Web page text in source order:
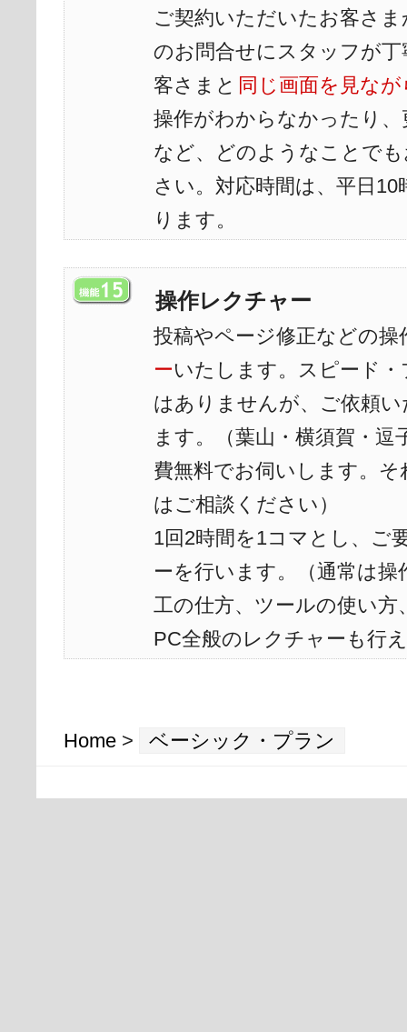
ご契約いただいたお客さ
のお問合せにスタッフが
客さまと 同じ画面を見な
操作がわからなかったり
など、どのようなことで
さい。対応時間は、平日
ります。
操作レクチャー
投稿やページ修正などの操
ーいたします。スピード
はありませんが、ご依頼
ます。（葉山・横須賀・
費無料でお伺いします。
はご相談ください）
1回2時間を1コマとし、ご
ーを行います。（通常は操
工の仕方、ツールの使い方
PC全般のレクチャーも行
Home > ベーシック・プラン